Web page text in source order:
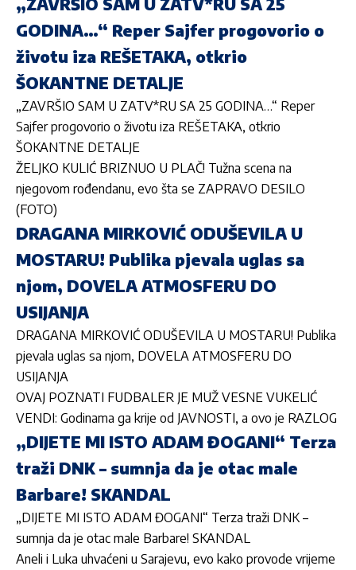
GODINA…“ Reper Sajfer progovorio o
životu iza REŠETAKA, otkrio
ŠOKANTNE DETALJE
„ZAVRŠIO SAM U ZATV*RU SA 25 GODINA…“ Reper
Sajfer progovorio o životu iza REŠETAKA, otkrio
ŠOKANTNE DETALJE
ŽELJKO KULIĆ BRIZNUO U PLAČ! Tužna scena na
njegovom rođendanu, evo šta se ZAPRAVO DESILO
(FOTO)
DRAGANA MIRKOVIĆ ODUŠEVILA U
MOSTARU! Publika pjevala uglas sa
njom, DOVELA ATMOSFERU DO
USIJANJA
DRAGANA MIRKOVIĆ ODUŠEVILA U MOSTARU! Publika
pjevala uglas sa njom, DOVELA ATMOSFERU DO
USIJANJA
OVAJ POZNATI FUDBALER JE MUŽ VESNE VUKELIĆ
VENDI: Godinama ga krije od JAVNOSTI, a ovo je RAZLOG
„DIJETE MI ISTO ADAM ĐOGANI“ Terza
traži DNK – sumnja da je otac male
Barbare! SKANDAL
„DIJETE MI ISTO ADAM ĐOGANI“ Terza traži DNK –
sumnja da je otac male Barbare! SKANDAL
Aneli i Luka uhvaćeni u Sarajevu, evo kako provode vrijeme